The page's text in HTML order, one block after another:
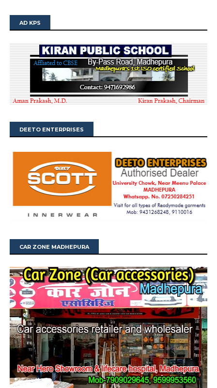
AD KPS
DEETO ENTERPRISES
CAR ZONE MADHEPURA